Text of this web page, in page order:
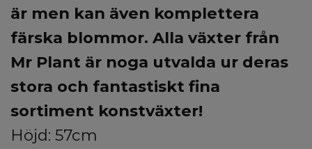
är men kan även komplettera
färska blommor. Alla växter från
Mr Plant är noga utvalda ur deras
stora och fantastiskt fina
sortiment konstväxter!
Höjd: 57cm